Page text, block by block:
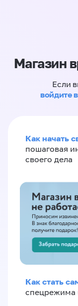
Магазин
Если
войдите
Как начать
пошаговая
своего дела
Как стать
спецрежима